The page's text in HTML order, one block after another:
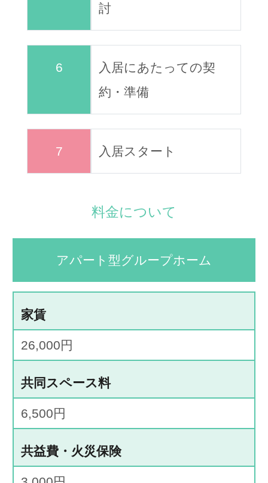
討
6
入居にあたっての契
約・準備
7 入居スタート
料金について
アパート型グループホーム
家賃
26,000円
共同スペース料
6,500円
共益費・火災保険